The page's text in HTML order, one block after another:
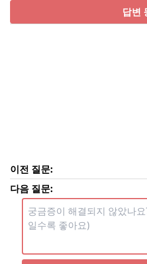
답변
이전 질문:
다음 질문: